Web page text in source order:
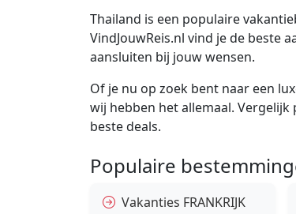
Thailand is een populaire
VindJouwReis.nl vind je de beste
aansluiten bij jouw wensen.
Of je nu op zoek bent naar een
wij hebben het allemaal.
beste deals.
Populaire
Vakanties FRANKRIJK